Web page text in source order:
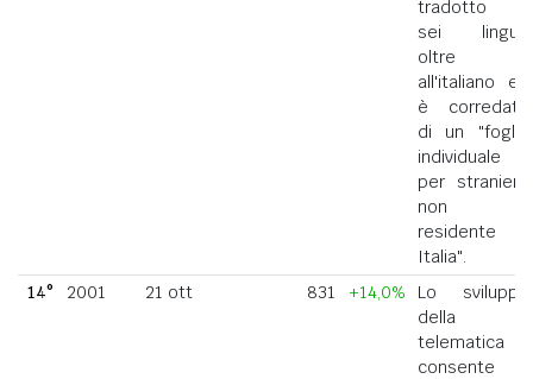
tradotto in
sei lingue
oltre
all'italiano ed
è corredato
di un "foglio
individuale
per straniero
non
residente in
Italia".
14°
2001 21 ott 831 +14,0%
Lo sviluppo
della
telematica
consente